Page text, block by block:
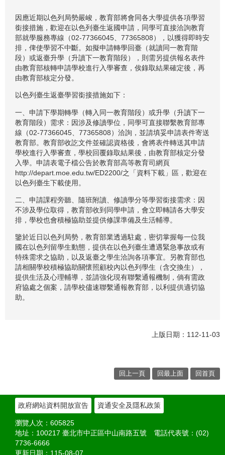
因應近期以色列局勢嚴峻，教育部將會同各大學提供各項學習
銜接措施，歡迎在以色列臺生返國申請，同學可直接洽詢教育
部就學服務專線（02-77366045、77365808），以獲得即時安
排，俾使學習不中斷。如擬申請轉學回臺（就讀同一教育階
段）或返臺升學（升讀下一教育階段），則需另提供報名表件
由教育部核轉申請學校進行入學審查，俟錄取結果確定後，再
由教育部核定分發。
以色列臺生返臺學習銜接措施如下：
一、申請下學期轉學（轉入同一教育階段）或升學（升讀下一
教育階段）需求：因涉及修讀學位，同學可直接聯繫教育部專
線（02-77366045、77365808）洽詢，並請填妥申請表件寄送
教育部。教育部收訖文件並確認資格後，會將表件轉送其申請
學校進行入學審查，學校回覆錄取結果後，由教育部核定分發
入學。申請表電子檔公告於教育部高等教育司網頁
http://depart.moe.edu.tw/ED2200/之「資料下載」區，歡迎在
以色列臺生下載使用。
二、申請課程旁聽、隨班附讀、修讀學分等學習銜接需求：因
不涉及學位取得，教育部收到同學申請，會立即轉請各大學安
排，學校也會積極協助並提供修課準備及生活輔導。
鑒於近日以色列局勢，教育部業透過駐處，密切掌握每一位我
國在以色列留學生動態，提供在以色列臺生遭遇緊急事故或有
特殊需求之協助，以及返臺之學生洽詢各項事宜。另教育部也
請相關學校積極協助關懷照顧校內以色列學生（含交換生），
提供生活及心理輔導，並請強化現有聯繫通報機制，倘有需政
府協處之個案，請學校儘速聯繫通報教育部，以利提供適切協
助。
上版日期：112-11-03
回上一頁 回最上面 回首頁
政府網站資料開放宣告 資通安全及隱私政策
瀏覽人次： 605825
地址：100217 臺北市中正區中山南路五號 電話代表號：(02)
7736-6666
更新日期： 115-08-07